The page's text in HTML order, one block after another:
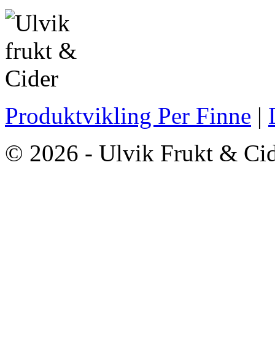
Produktvikling Per Finne |
© 2026 - Ulvik Frukt &